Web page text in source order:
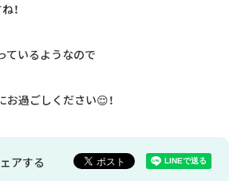
！
ているようなので
過ごしください😌！
アする